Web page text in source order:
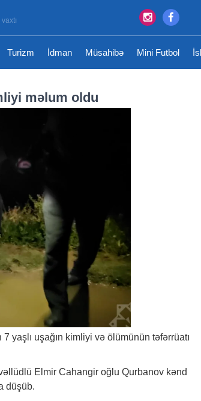
Turizm İdman Müsahibə Mini Futbol
məlum oldu
yaşlı uşağın kimliyi və ölümünün təfərrüatı
Elmir Cahangir oğlu Qurbanov kənd
düşüb.